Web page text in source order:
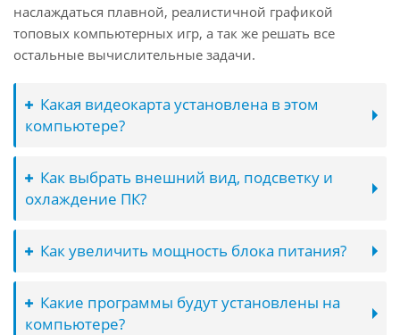
наслаждаться плавной, реалистичной графикой
топовых компьютерных игр, а так же решать все
остальные вычислительные задачи.
Какая видеокарта установлена в этом
компьютере?
Как выбрать внешний вид, подсветку и
охлаждение ПК?
Как увеличить мощность блока питания?
Какие программы будут установлены на
компьютере?